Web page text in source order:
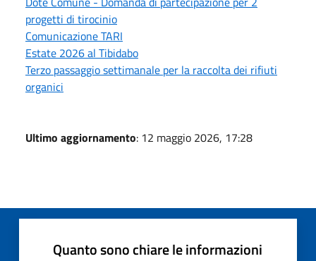
progetti di tirocinio
Comunicazione TARI
Estate 2026 al Tibidabo
Terzo passaggio settimanale per la raccolta dei rifiuti
organici
Ultimo aggiornamento: 12 maggio 2026, 17:28
Quanto sono chiare le informazioni